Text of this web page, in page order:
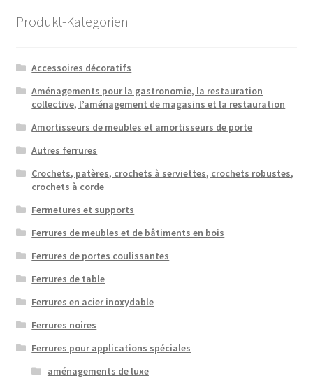
Produkt-Kategorien
Accessoires décoratifs
Aménagements pour la gastronomie, la restauration
collective, l’aménagement de magasins et la restauration
Amortisseurs de meubles et amortisseurs de porte
Autres ferrures
Crochets, patères, crochets à serviettes, crochets robustes,
crochets à corde
Fermetures et supports
Ferrures de meubles et de bâtiments en bois
Ferrures de portes coulissantes
Ferrures de table
Ferrures en acier inoxydable
Ferrures noires
Ferrures pour applications spéciales
aménagements de luxe